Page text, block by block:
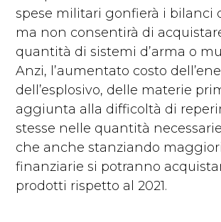
spese militari gonfierà i bilanci
ma non consentirà di
quantità di sistemi d’arma o
Anzi, l’aumentato costo
dell’esplosivo, delle materie
aggiunta alla difficoltà di
stesse nelle quantità
che anche stanziando
finanziarie si potranno
prodotti rispetto al 2021.